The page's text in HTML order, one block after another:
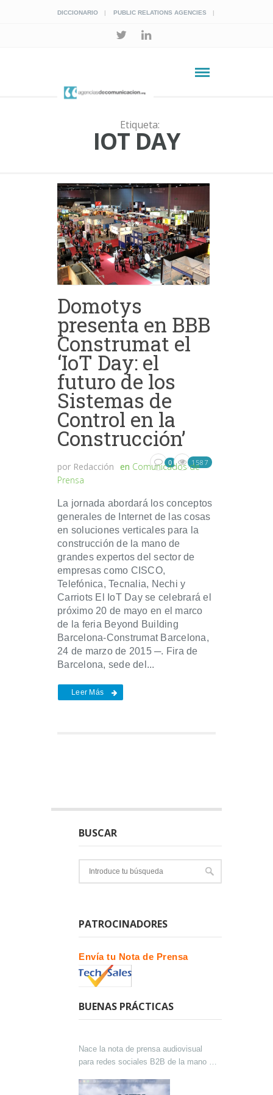
DICCIONARIO PUBLIC RELATIONS AGENCIES
Etiqueta:
IOT DAY
Domotys
presenta en BBB
Construmat el
‘IoT Day: el
futuro de los
Sistemas de
Control en la
Construcción’
por Redacción en Comunicados de
Prensa
0 1587
La jornada abordará los conceptos
generales de Internet de las cosas
en soluciones verticales para la
construcción de la mano de
grandes expertos del sector de
empresas como CISCO,
Telefónica, Tecnalia, Nechi y
Carriots El IoT Day se celebrará el
próximo 20 de mayo en el marco
de la feria Beyond Building
Barcelona-Construmat Barcelona,
24 de marzo de 2015 ─. Fira de
Barcelona, sede del...
Leer Más
BUSCAR
PATROCINADORES
Envía tu Nota de Prensa
BUENAS PRÁCTICAS
Nace la nota de prensa audiovisual
para redes sociales B2B de la mano de